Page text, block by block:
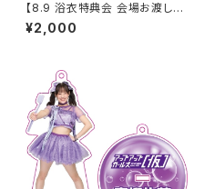
【8.9 浴衣特典会 会場お渡し限
定】鈴木志乃 コスチューム②ポ
ートレート ※発送はいたしませ
¥2,000